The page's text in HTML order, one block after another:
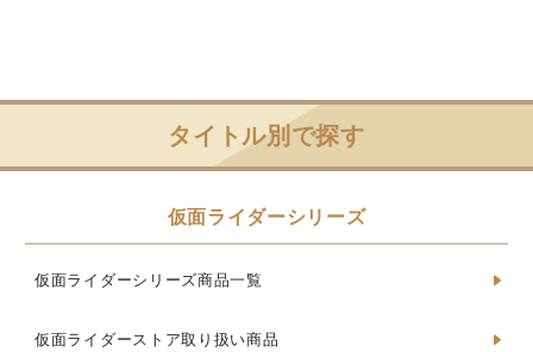
タイトル別で探す
仮面ライダーシリーズ
仮面ライダーシリーズ商品一覧
仮面ライダーストア取り扱い商品